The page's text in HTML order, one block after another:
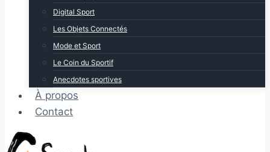
Digital Sport
Les Objets Connectés
Mode et Sport
Le Coin du Sportif
Anecdotes sportives
À propos
Contact